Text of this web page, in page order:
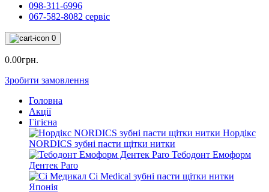
098-311-6996
067-582-8082 сервіс
0
0.00грн.
Зробити замовлення
Головна
Акції
Гігієна
Нордікс
NORDICS зубні пасти щітки нитки
Тебодонт Емоформ
Дентек Paro